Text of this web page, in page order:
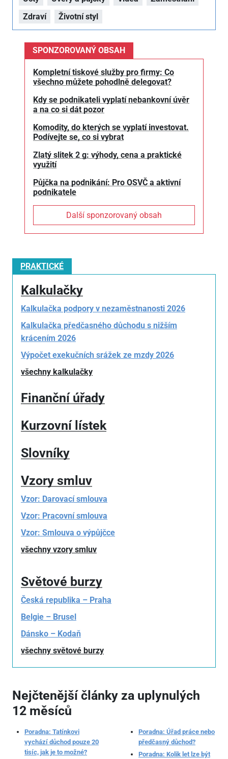
Zdraví
Životní styl
SPONZOROVANÝ OBSAH
Kompletní tiskové služby pro firmy: Co
všechno můžete pohodlně delegovat?
Kdy se podnikateli vyplatí nebankovní úvěr
a na co si dát pozor
Komodity, do kterých se vyplatí investovat.
Podívejte se, co si vybrat
Zlatý slitek 2 g: výhody, cena a praktické
využití
Půjčka na podnikání: Pro OSVČ a aktivní
podnikatele
Další sponzorovaný obsah
PRAKTICKÉ
Kalkulačky
Kalkulačka podpory v nezaměstnanosti 2026
Kalkulačka předčasného důchodu s nižším
krácením 2026
Výpočet exekučních srážek ze mzdy 2026
všechny kalkulačky
Finanční úřady
Kurzovní lístek
Slovníky
Vzory smluv
Vzor: Darovací smlouva
Vzor: Pracovní smlouva
Vzor: Smlouva o výpůjčce
všechny vzory smluv
Světové burzy
Česká republika – Praha
Belgie – Brusel
Dánsko – Kodaň
všechny světové burzy
Nejčtenější články za uplynulých
12 měsíců
Poradna: Tatínkovi
vychází důchod pouze 20
tisíc, jak je to možné?
Poradna: Úřad práce nebo
předčasný důchod?
Poradna: Kolik let lze být